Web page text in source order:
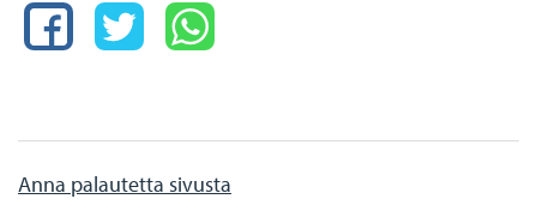
Anna palautetta sivusta